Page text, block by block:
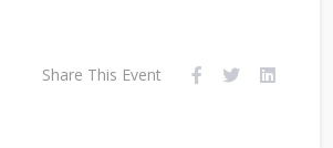
Share This Event